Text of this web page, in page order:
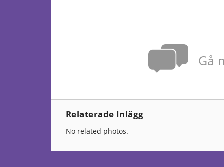
Gå
Relaterade Inlägg
No related photos.